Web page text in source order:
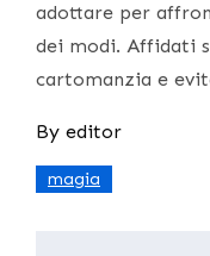
adottare per
dei modi. Affidati
cartomanzia e
By editor
magia